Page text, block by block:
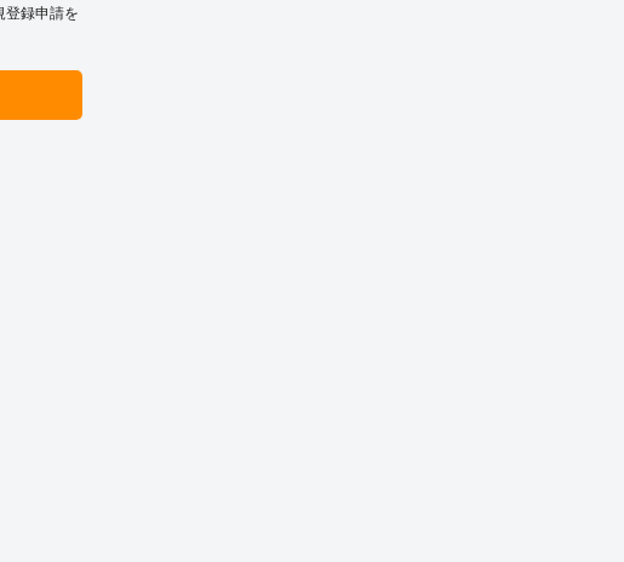
登録申請を